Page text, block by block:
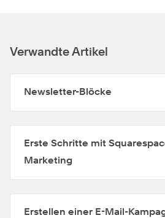
Verwandte Artikel
Newsletter-Blöcke
Erste Schritte mit
Marketing
Erstellen einer E-Mail-